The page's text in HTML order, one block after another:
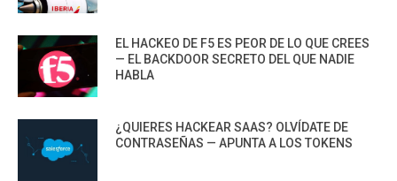
EL HACKEO DE F5 ES PEOR DE LO QUE CREES
— EL BACKDOOR SECRETO DEL QUE NADIE
HABLA
¿QUIERES HACKEAR SAAS? OLVÍDATE DE
CONTRASEÑAS — APUNTA A LOS TOKENS